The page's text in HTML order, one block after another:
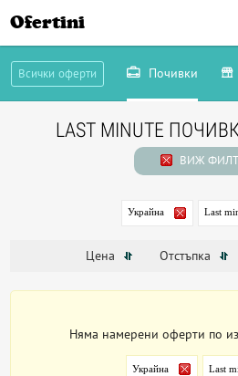
Ofertini
Всички оферти Почивки
LAST MINUTE
ВИЖ
Украйна Last
Цена Отстъпка
Няма намерени оферти по
Украйна Last